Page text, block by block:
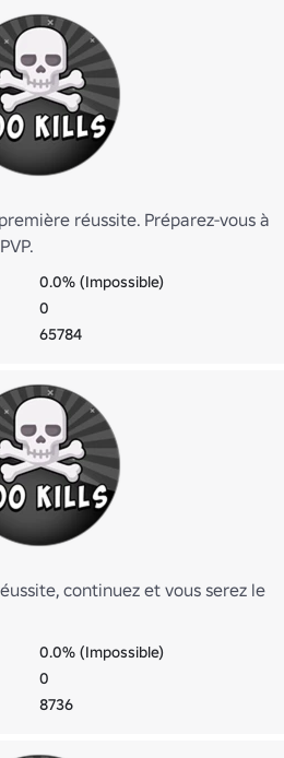
réussite. Préparez-vous à
0.0% (Impossible)
0
65784
continuez et vous serez le
0.0% (Impossible)
0
8736